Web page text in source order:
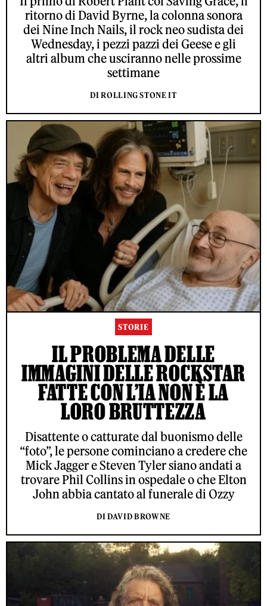
ritorno di David Byrne, la colonna sonora
dei Nine Inch Nails, il rock neo sudista dei
Wednesday, i pezzi pazzi dei Geese e gli
altri album che usciranno nelle prossime
settimane
DI ROLLING STONE IT
STORIE
IL PROBLEMA DELLE
IMMAGINI DELLE ROCKSTAR
FATTE CON L’IA NON È LA
LORO BRUTTEZZA
Disattente o catturate dal buonismo delle
“foto”, le persone cominciano a credere che
Mick Jagger e Steven Tyler siano andati a
trovare Phil Collins in ospedale o che Elton
John abbia cantato al funerale di Ozzy
DI DAVID BROWNE